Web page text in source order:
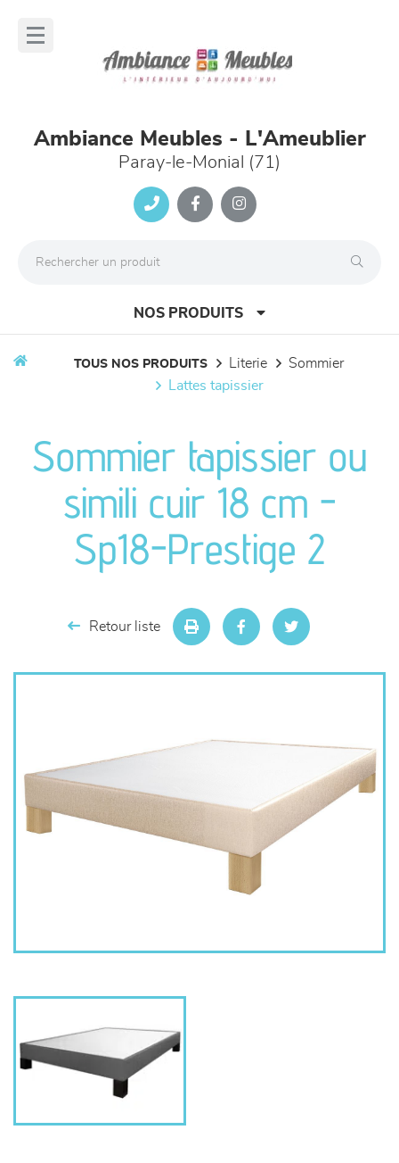
Ambiance Meubles - L'Ameublier
Paray-le-Monial (71)
NOS PRODUITS
séjours
meubles de complément
chambres et dressing
TOUS NOS PRODUITS literie
sommier
lattes tapissier
Sommier tapissier ou
simili cuir 18 cm -
Sp18-Prestige 2
Retour liste